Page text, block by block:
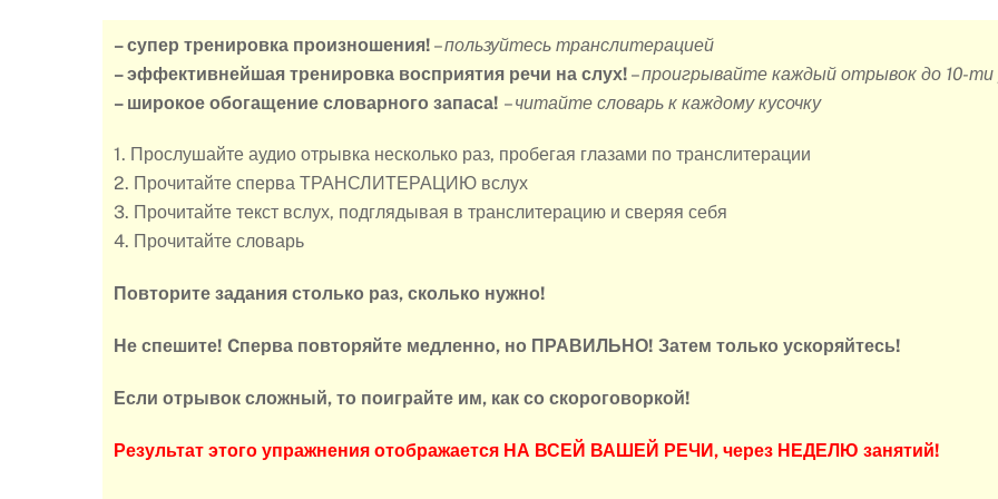
– супер тренировка произношения! –пользуйтесь транслитерацией
– эффективнейшая тренировка восприятия речи на слух! –проигрывайте каждый отрывок до 10-ти
– широкое обогащение словарного запаса! –читайте словарь к каждому кусочку
1. Прослушайте аудио отрывка несколько раз, пробегая глазами по транслитерации
2. Прочитайте сперва ТРАНСЛИТЕРАЦИЮ вслух
3. Прочитайте текст вслух, подглядывая в транслитерацию и сверяя себя
4. Прочитайте словарь
Повторите задания столько раз, сколько нужно!
Не спешите! Cперва повторяйте медленно, но ПРАВИЛЬНО! Затем только ускоряйтесь!
Если отрывок сложный, то поиграйте им, как со скороговоркой!
Результат этого упражнения отображается НА ВСЕЙ ВАШЕЙ РЕЧИ, через НЕДЕЛЮ занятий!